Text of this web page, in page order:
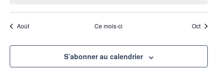
Août Ce mois-ci Oct
S’abonner au calendrier